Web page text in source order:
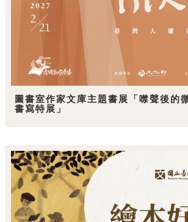
圖書室作家文庫主題書展「噤聲後的
書寫特展」